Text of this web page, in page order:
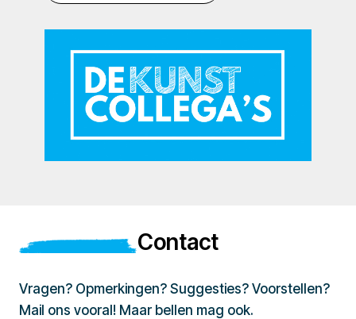
Contact
Vragen? Opmerkingen? Suggesties? Voorstellen?
Mail ons vooral! Maar bellen mag ook.